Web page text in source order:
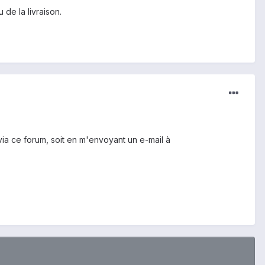
de la livraison.
ce forum, soit en m'envoyant un e-mail à